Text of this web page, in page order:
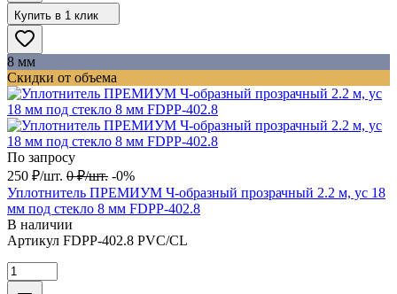
Купить в 1 клик
8 мм
Скидки от объема
По запросу
250 ₽/шт. 0 ₽/шт. -0%
Уплотнитель ПРЕМИУМ Ч-образный прозрачный 2.2 м, ус 18
мм под стекло 8 мм FDPP-402.8
В наличии
Артикул FDPP-402.8 PVC/CL